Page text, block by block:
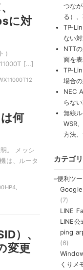
に対
[…]
何
。 メッシ
は、ルータ
）、
変更
つな
る）
TP-
ない
NTT
面を
TP-
場合
NEC
らな
無線
WSR
方法
カテゴ
–便利ツ
Google
(7)
LINE
LINE公
ping
(6)
くりメ